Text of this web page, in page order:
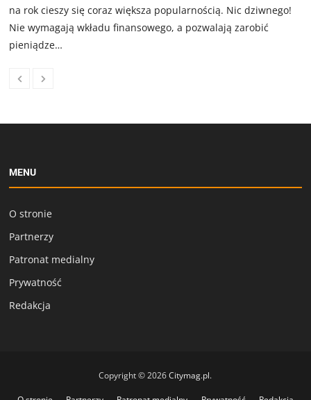
na rok cieszy się coraz większa popularnością. Nic dziwnego!
Nie wymagają wkładu finansowego, a pozwalają zarobić
pieniądze…
MENU
O stronie
Partnerzy
Patronat medialny
Prywatność
Redakcja
Copyright © 2026Citymag.pl.